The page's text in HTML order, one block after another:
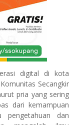
digital di kota
Secangkir
pria yang sering
dari kemampuan
pengetahuan dan